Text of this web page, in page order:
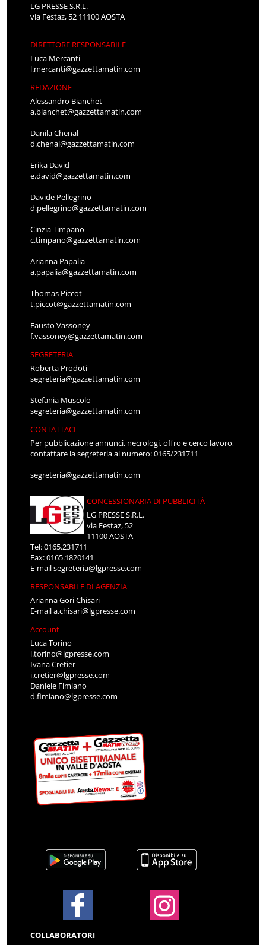
LG PRESSE S.R.L.
via Festaz, 52 11100 AOSTA
DIRETTORE RESPONSABILE
Luca Mercanti
l.mercanti@gazzettamatin.com
REDAZIONE
Alessandro Bianchet
a.bianchet@gazzettamatin.com
Danila Chenal
d.chenal@gazzettamatin.com
Erika David
e.david@gazzettamatin.com
Davide Pellegrino
d.pellegrino@gazzettamatin.com
Cinzia Timpano
c.timpano@gazzettamatin.com
Arianna Papalia
a.papalia@gazzettamatin.com
Thomas Piccot
t.piccot@gazzettamatin.com
Fausto Vassoney
f.vassoney@gazzettamatin.com
SEGRETERIA
Roberta Prodoti
segreteria@gazzettamatin.com
Stefania Muscolo
segreteria@gazzettamatin.com
CONTATTACI
Per pubblicazione annunci, necrologi, offro e cerco lavoro,
contattare la segreteria al numero: 0165/231711
segreteria@gazzettamatin.com
CONCESSIONARIA DI PUBBLICITÀ
LG PRESSE S.R.L.
via Festaz, 52
11100 AOSTA
Tel: 0165.231711
Fax: 0165.1820141
E-mailsegreteria@lgpresse.com
RESPONSABILE DI AGENZIA
Arianna Gori Chisari
E-maila.chisari@lgpresse.com
Account
Luca Torino
l.torino@lgpresse.com
Ivana Cretier
i.cretier@lgpresse.com
Daniele Fimiano
d.fimiano@lgpresse.com
COLLABORATORI